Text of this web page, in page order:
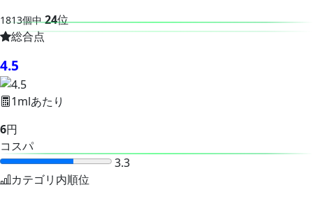
1813個中 24位
総合点
4.5
1mlあたり
6円
コスパ
3.3
カテゴリ内順位